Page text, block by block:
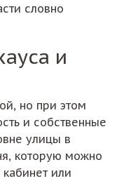
словно
и
но при этом
и собственные
улицы в
которую можно
кабинет или